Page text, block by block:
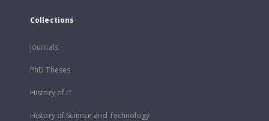
Collections
Journals
PhD Theses
History of IT
History of Science and Technology